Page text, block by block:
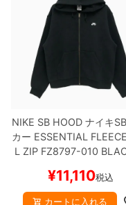
NIKE SB HOOD ナイキSB
カー ESSENTIAL
L ZIPFZ8797-010
¥11,110税込
カートに入れる